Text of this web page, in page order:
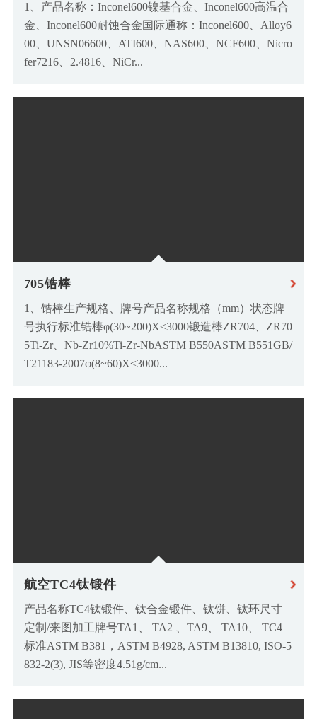
1、产品名称：Inconel600镍基合金、Inconel600高温合
金、Inconel600耐蚀合金国际通称：Inconel600、Alloy6
00、UNSN06600、ATI600、NAS600、NCF600、Nicro
fer7216、2.4816、NiCr...
705锆棒
1、锆棒生产规格、牌号产品名称规格（mm）状态牌
号执行标准锆棒φ(30~200)X≤3000锻造棒ZR704、ZR70
5Ti-Zr、Nb-Zr10%Ti-Zr-NbASTM B550ASTM B551GB/
T21183-2007φ(8~60)X≤3000...
航空TC4钛锻件
产品名称TC4钛锻件、钛合金锻件、钛饼、钛环尺寸
定制/来图加工牌号TA1、 TA2 、TA9、 TA10、 TC4
标准ASTM B381，ASTM B4928, ASTM B13810, ISO-5
832-2(3), JIS等密度4.51g/cm...